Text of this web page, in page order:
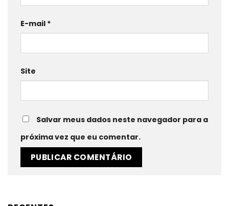
E-mail *
Site
Salvar meus dados neste navegador para a
próxima vez que eu comentar.